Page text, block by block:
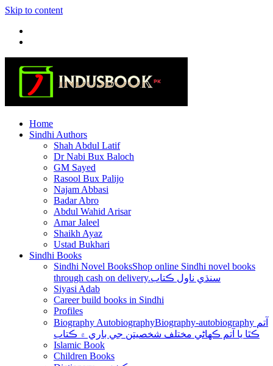
Skip to content
Home
Sindhi Authors
Shah Abdul Latif
Dr Nabi Bux Baloch
GM Sayed
Rasool Bux Palijo
Najam Abbasi
Badar Abro
Abdul Wahid Arisar
Amar Jaleel
Shaikh Ayaz
Ustad Bukhari
Sindhi Books
Sindhi Novel BooksShop online Sindhi novel books
through cash on delivery.سنڌي ناول ڪتاب
Siyasi Adab
Career build books in Sindhi
Profiles
Biography AutobiographyBiography-autobiography آتم
ڪٿا يا آتم ڪھاڻي مختلف شخصيتن جي باري ۾ ڪتاب
Islamic Book
Children Books